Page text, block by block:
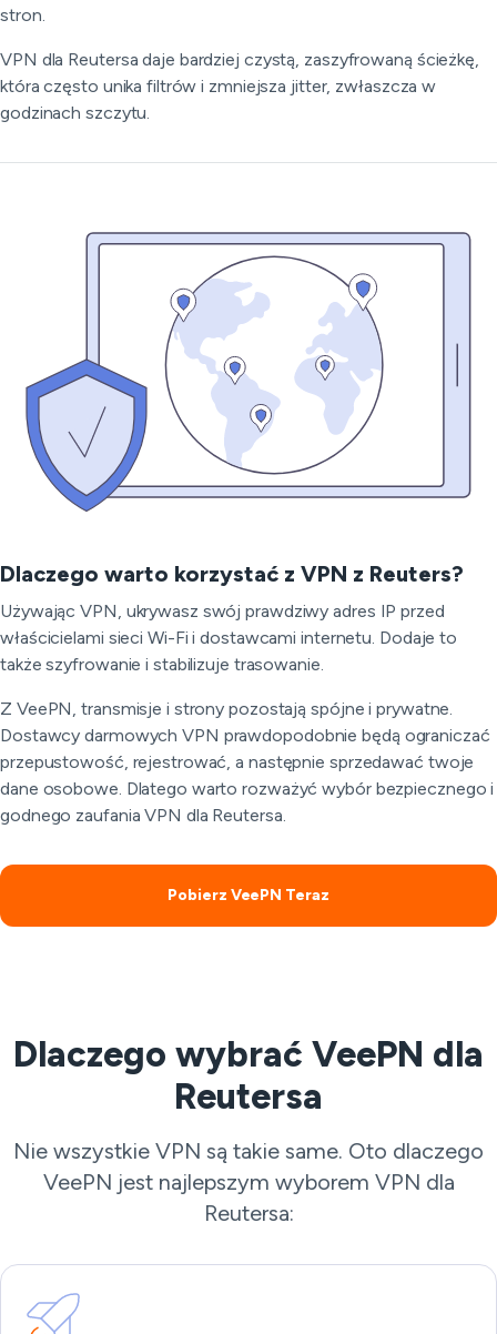
stron.
VPN dla Reutersa daje bardziej czystą, zaszyfrowaną ścieżkę,
która często unika filtrów i zmniejsza jitter, zwłaszcza w
godzinach szczytu.
Dlaczego warto korzystać z VPN z Reuters?
Używając VPN, ukrywasz swój prawdziwy adres IP przed
właścicielami sieci Wi-Fi i dostawcami internetu. Dodaje to
także szyfrowanie i stabilizuje trasowanie.
Z VeePN, transmisje i strony pozostają spójne i prywatne.
Dostawcy darmowych VPN prawdopodobnie będą ograniczać
przepustowość, rejestrować, a następnie sprzedawać twoje
dane osobowe. Dlatego warto rozważyć wybór bezpiecznego i
godnego zaufania VPN dla Reutersa.
Pobierz VeePN Teraz
Dlaczego wybrać VeePN dla
Reutersa
Nie wszystkie VPN są takie same. Oto dlaczego
VeePN jest najlepszym wyborem VPN dla
Reutersa: